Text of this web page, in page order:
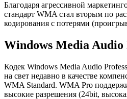
Благодаря агрессивной
стандарт WMA стал вторым по
кодирования с потерями
Windows Media Audio
Кодек Windows Media Audio
на свет недавно в качестве
WMA Standard. WMA Pro
высокие разрешения (24bit,